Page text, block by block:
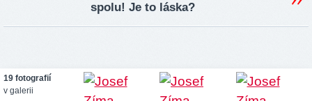
spolu! Je to láska?
19 fotografií
v galerii